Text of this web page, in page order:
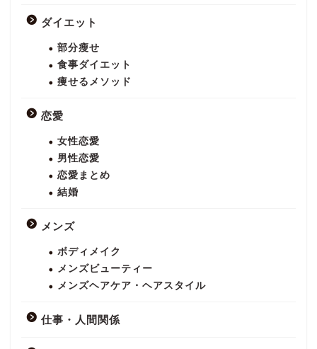
ダイエット
部分瘦せ
食事ダイエット
痩せるメソッド
恋愛
女性恋愛
男性恋愛
恋愛まとめ
結婚
メンズ
ボディメイク
メンズビューティー
メンズヘアケア・ヘアスタイル
仕事・人間関係